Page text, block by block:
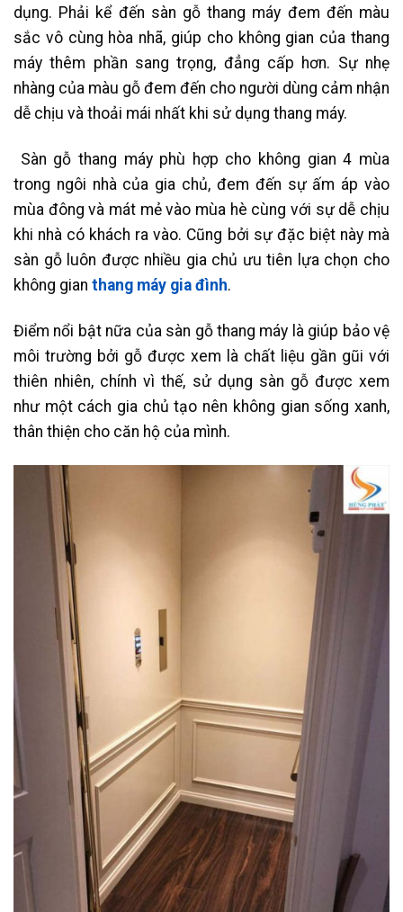
dụng. Phải kể đến sàn gỗ thang máy đem đến màu
sắc vô cùng hòa nhã, giúp cho không gian của thang
máy thêm phần sang trọng, đẳng cấp hơn. Sự nhẹ
nhàng của màu gỗ đem đến cho người dùng cảm nhận
dễ chịu và thoải mái nhất khi sử dụng thang máy.
Sàn gỗ thang máy phù hợp cho không gian 4 mùa
trong ngôi nhà của gia chủ, đem đến sự ấm áp vào
mùa đông và mát mẻ vào mùa hè cùng với sự dễ chịu
khi nhà có khách ra vào. Cũng bởi sự đặc biệt này mà
sàn gỗ luôn được nhiều gia chủ ưu tiên lựa chọn cho
không gian thang máy gia đình.
Điểm nổi bật nữa của sàn gỗ thang máy là giúp bảo vệ
môi trường bởi gỗ được xem là chất liệu gần gũi với
thiên nhiên, chính vì thế, sử dụng sàn gỗ được xem
như một cách gia chủ tạo nên không gian sống xanh,
thân thiện cho căn hộ của mình.